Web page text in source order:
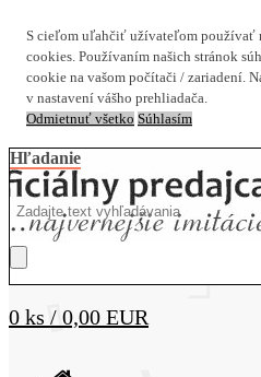
S cieľom uľahčiť užívateľom používať
cookies. Používaním našich stránok
cookie na vašom počítači / zariadení.
v nastavení vášho prehliadača.
Odmietnuť všetko Súhlasím
Hľadanie
0 ks / 0,00 EUR